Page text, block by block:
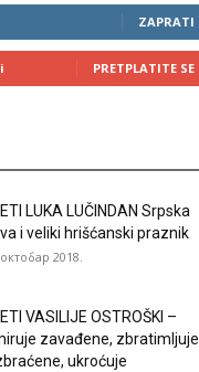
ZAPRATI
PRETPLATITE SE
LUKA LUČINDAN Srpska
i veliki hrišćanski praznik
2018.
VASILIJE OSTROŠKI –
zavađene, zbratimljuje
ukroćuje